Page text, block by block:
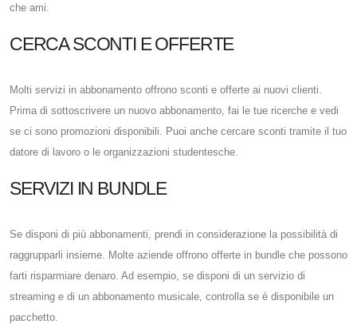
che ami.
CERCA SCONTI E OFFERTE
Molti servizi in abbonamento offrono sconti e offerte ai nuovi clienti.
Prima di sottoscrivere un nuovo abbonamento, fai le tue ricerche e vedi
se ci sono promozioni disponibili. Puoi anche cercare sconti tramite il tuo
datore di lavoro o le organizzazioni studentesche.
SERVIZI IN BUNDLE
Se disponi di più abbonamenti, prendi in considerazione la possibilità di
raggrupparli insieme. Molte aziende offrono offerte in bundle che possono
farti risparmiare denaro. Ad esempio, se disponi di un servizio di
streaming e di un abbonamento musicale, controlla se è disponibile un
pacchetto.